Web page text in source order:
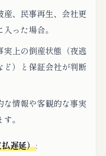
、民事再生、会社更
った場合。
上の倒産状態（夜逃
ど）と保証会社が判断
な情報や客観的な事実
。
遅延）: